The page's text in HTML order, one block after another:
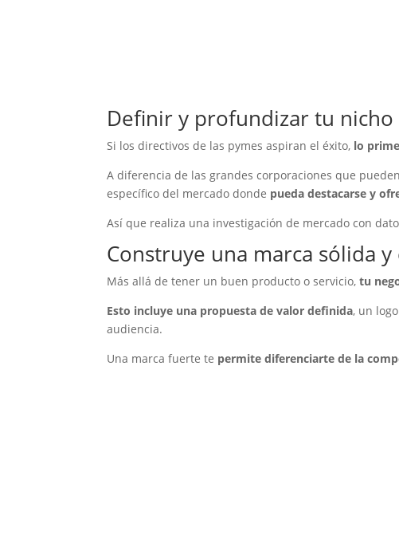
Definir y profundizar tu
Si los directivos de las pymes aspiran el éxito, lo
A diferencia de las grandes corporaciones que
específico del mercado donde pueda destacarse y
Así que realiza una investigación de mercado con
Construye una marca sólida
Más allá de tener un buen producto o servicio, tu
Esto incluye una propuesta de valor definida, un
audiencia.
Una marca fuerte te permite diferenciarte de la